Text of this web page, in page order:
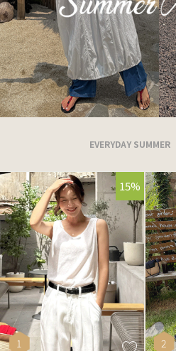
EVERYDAY SUMMER
1
15%
2